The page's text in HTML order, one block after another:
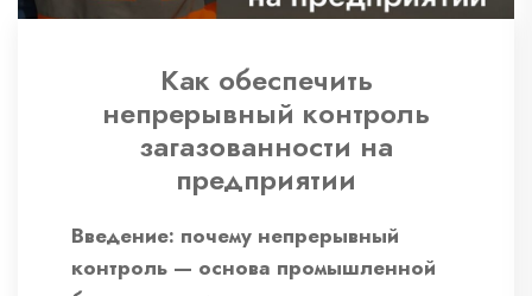
Как обеспечить
непрерывный контроль
загазованности на
предприятии
Введение: почему непрерывный
контроль — основа промышленной